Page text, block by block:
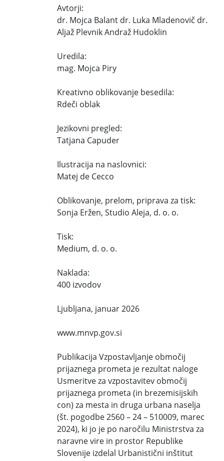
Avtorji:
dr. Mojca Balant dr. Luka Mladenovič dr.
Aljaž Plevnik Andraž Hudoklin
Uredila:
mag. Mojca Piry
Kreativno oblikovanje besedila:
Rdeči oblak
Jezikovni pregled:
Tatjana Capuder
Ilustracija na naslovnici:
Matej de Cecco
Oblikovanje, prelom, priprava za tisk:
Sonja Eržen, Studio Aleja, d. o. o.
Tisk:
Medium, d. o. o.
Naklada:
400 izvodov
Ljubljana, januar 2026
www.mnvp.gov.si
Publikacija Vzpostavljanje območij
prijaznega prometa je rezultat naloge
Usmeritve za vzpostavitev območij
prijaznega prometa (in brezemisijskih
con) za mesta in druga urbana naselja
(št. pogodbe 2560 – 24 – 510009, marec
2024), ki jo je po naročilu Ministrstva za
naravne vire in prostor Republike
Slovenije izdelal Urbanistični inštitut